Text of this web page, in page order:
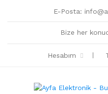
E-Posta:
Bize her
Hesabım